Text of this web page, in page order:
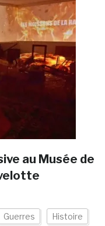
au Musée de
Guerres Histoire